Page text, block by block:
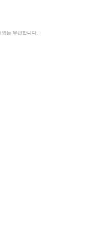
와는 무관합니다.